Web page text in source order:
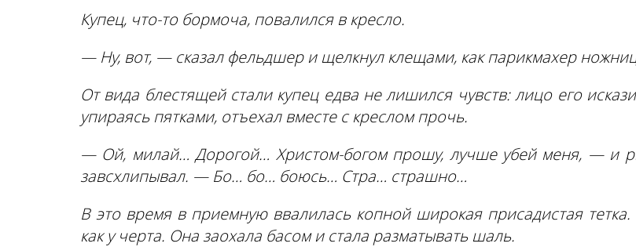
Купец, что-то бормоча, повалился в кресло.
— Ну, вот, — сказал фельдшер и щелкнул клещами, как парикмахер
От вида блестящей стали купец едва не лишился чувств: лицо его
упираясь пятками, отъехал вместе с креслом прочь.
— Ой, милай… Дорогой… Христом-богом прошу, лучше убей меня, — и
завсхлипывал. — Бо… бо… боюсь… Стра… страшно…
В это время в приемную ввалилась копной широкая присадистая
как у черта. Она заохала басом и стала разматывать шаль.